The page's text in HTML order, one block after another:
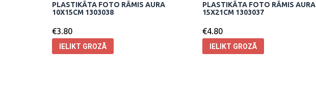
PLASTIKĀTA FOTO RĀMIS AURA
10X15CM 1303038
€3.80
IELIKT GROZĀ
PLASTIKĀTA FOTO RĀMIS AURA
15X21CM 1303037
€4.80
IELIKT GROZĀ